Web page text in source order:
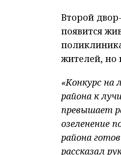
Второй
появится
жителей, но
«Конкурс на
района к
превышает
озеленение
района
рассказал